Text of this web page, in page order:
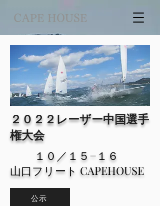
CAPE HOUSE
​２０２２レーザー中国選手
権大会
​ １０／１５−１６
山口フリート CAPEHOUSE
公示